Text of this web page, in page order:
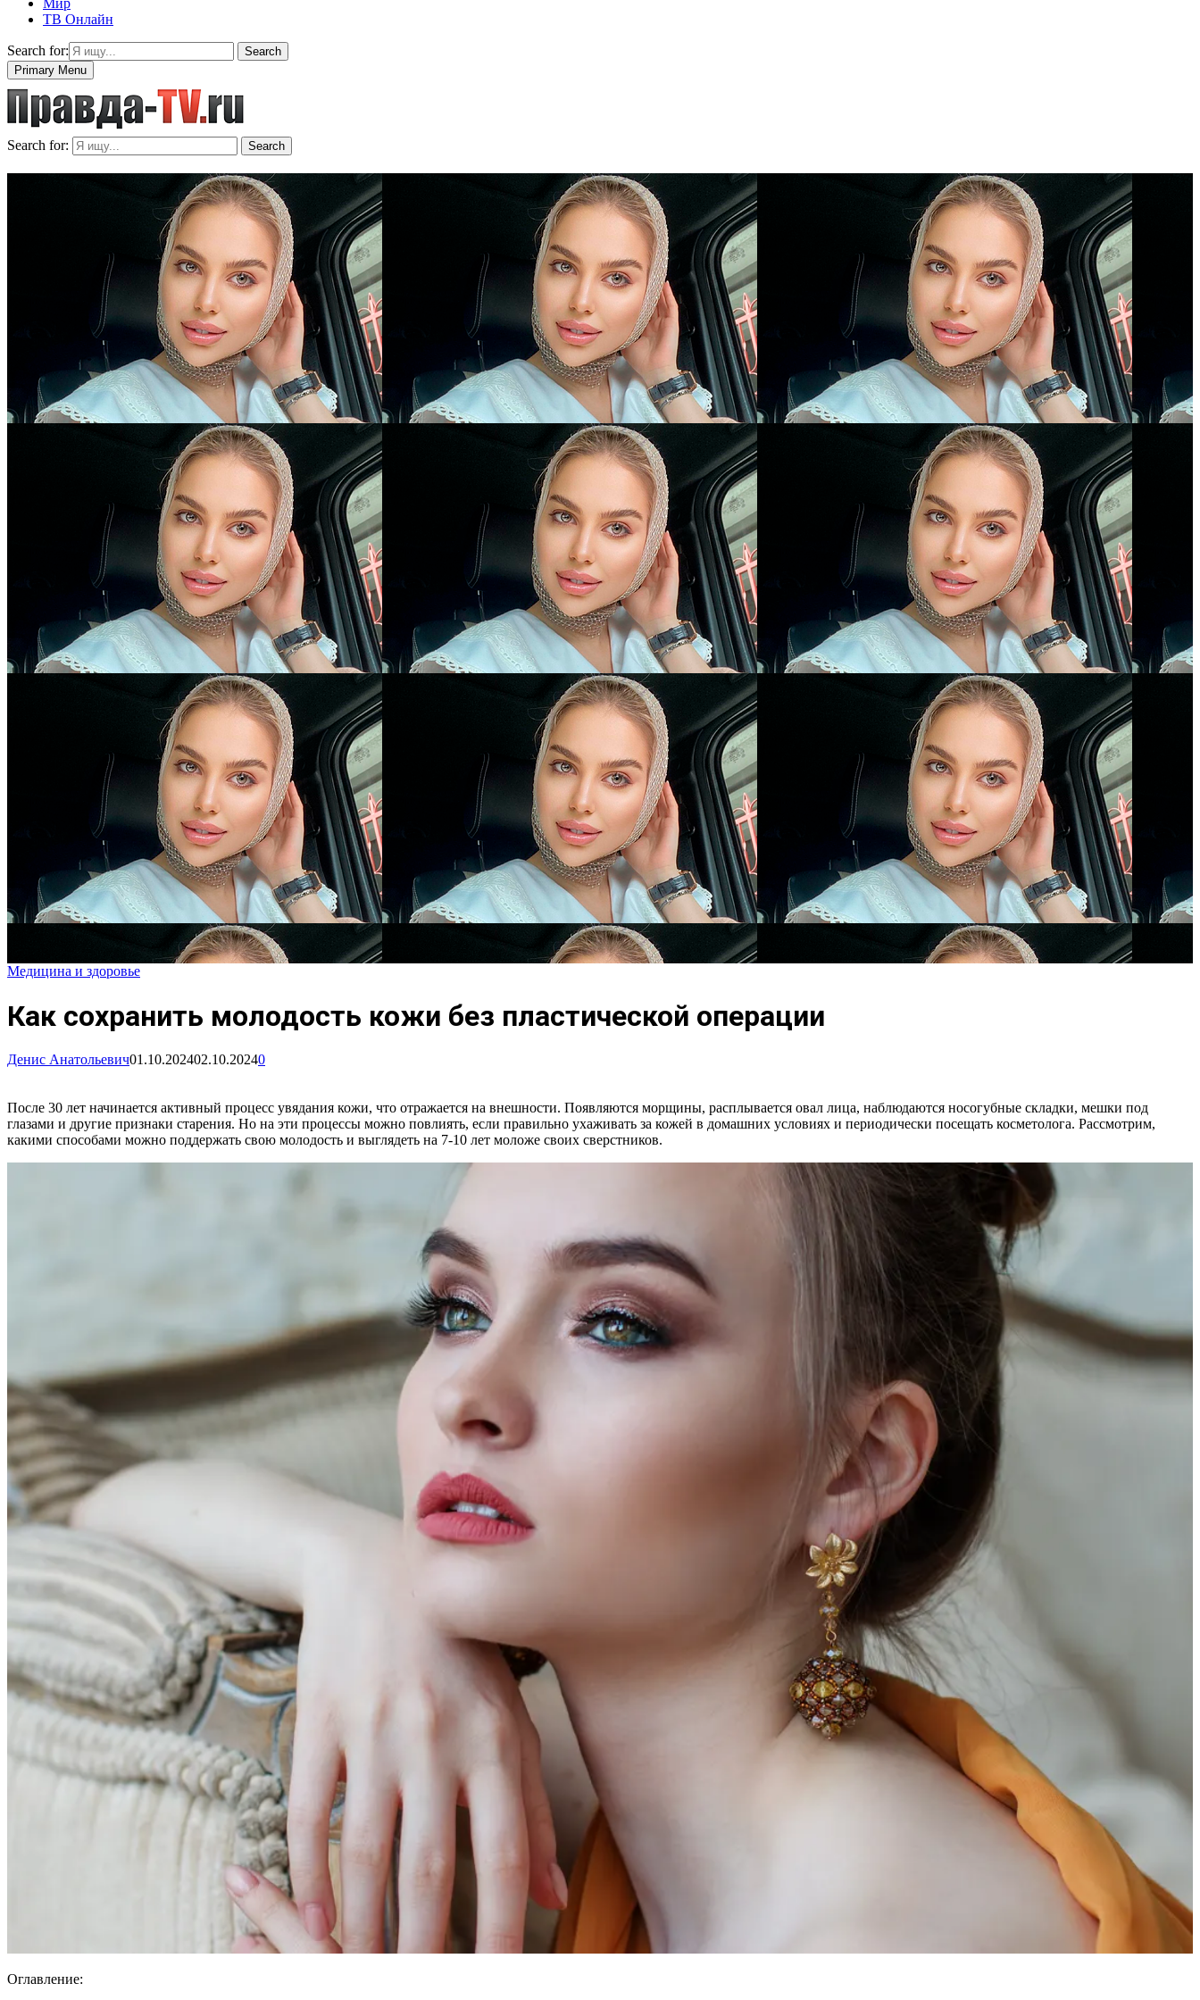
Мир
ТВ Онлайн
Search for:
Search
Primary Menu
Search for: Search
Медицина и здоровье
Как сохранить молодость кожи без пластической операции
Денис Анатольевич01.10.202402.10.20240
После 30 лет начинается активный процесс увядания кожи, что отражается на внешности. Появляются морщины, расплывается овал лица, наблюдаются носогубные складки, мешки под
глазами и другие признаки старения. Но на эти процессы можно повлиять, если правильно ухаживать за кожей в домашних условиях и периодически посещать косметолога. Рассмотрим,
какими способами можно поддержать свою молодость и выглядеть на 7-10 лет моложе своих сверстников.
Оглавление: